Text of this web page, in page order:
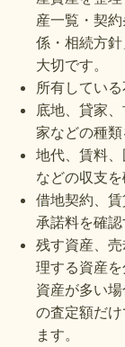
産一覧・契
係・相続方
大切です。
所有してい
底地、貸家
家などの種
地代、賃料
などの収支
借地契約、賃
承諾料を確認
残す資産、
理する資産
資産が多い
の査定額だ
ます。